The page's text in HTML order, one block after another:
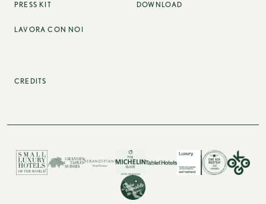
PRESS KIT DOWNLOAD
LAVORA CON NOI
CREDITS